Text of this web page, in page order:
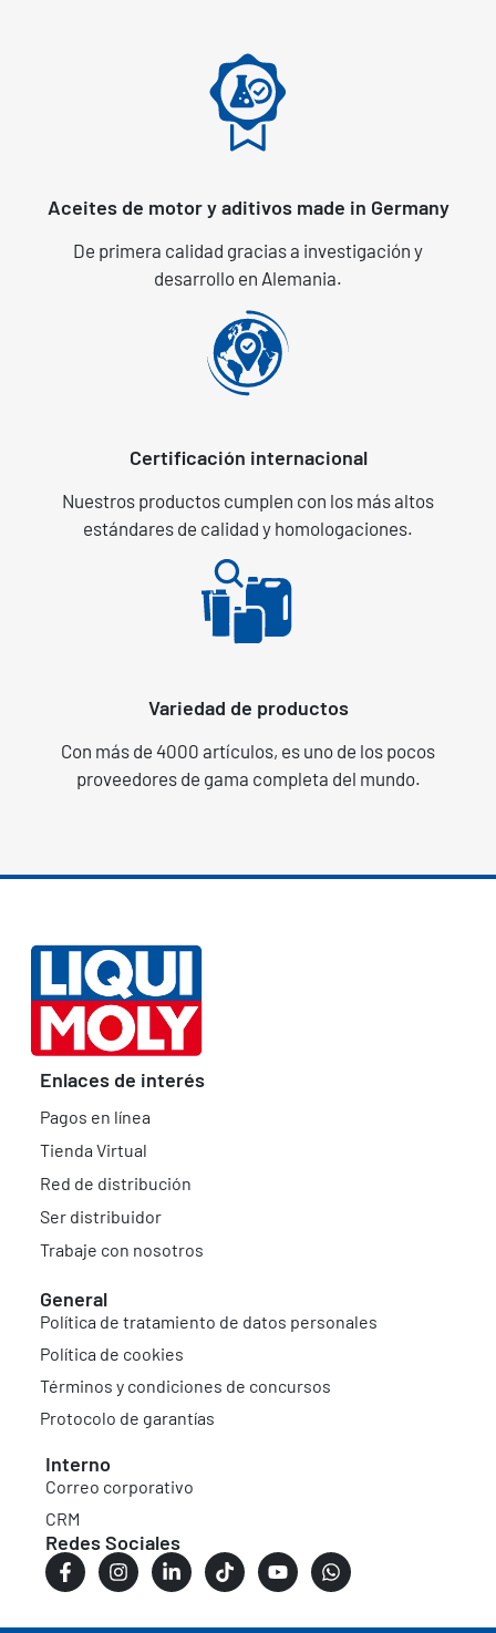
Aceites de motor y aditivos made in Germany
De primera calidad gracias a investigación y
desarrollo en Alemania.
Certificación internacional
Nuestros productos cumplen con los más altos
estándares de calidad y homologaciones.
Variedad de productos
Con más de 4000 artículos, es uno de los pocos
proveedores de gama completa del mundo.
Enlaces de interés
Pagos en línea
Tienda Virtual
Red de distribución
Ser distribuidor
Trabaje con nosotros
General
Política de tratamiento de datos personales
Política de cookies
Términos y condiciones de concursos
Protocolo de garantías
Interno
Correo corporativo
CRM
Redes Sociales